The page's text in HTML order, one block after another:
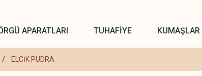
APARATLARI TUHAFİYE KUMAŞLAR
ELCİK PUDRA